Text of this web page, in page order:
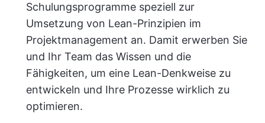
Schulungsprogramme speziell zur
Umsetzung von Lean-Prinzipien im
Projektmanagement an. Damit erwerben Sie
und Ihr Team das Wissen und die
Fähigkeiten, um eine Lean-Denkweise zu
entwickeln und Ihre Prozesse wirklich zu
optimieren.